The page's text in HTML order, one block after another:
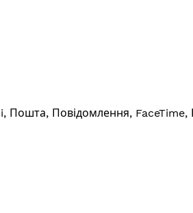
Пошта, Повідомлення, FaceTime,